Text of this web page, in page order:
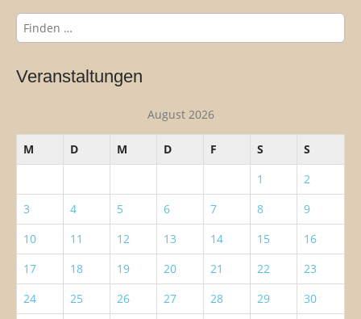
r
a
s
v
i
a
t
i
o
n
S
u
h
e
a
h
Veranstaltungen
August 2026
M D M D F S
S
1
2
3
4 5 6 7 8
9
10
11 12 13 14 15
16
17
18 19 20 21 22
23
24
25 26 27 28 29
30